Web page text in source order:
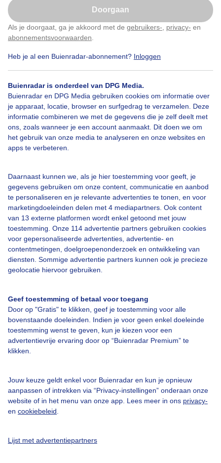
Doorgaan
Als je doorgaat, ga je akkoord met de gebruikers- privacy- en
abonnementsvoorwaarden
Heb je al een Buienradar-abonnement? Inloggen
Buienradar is onderdeel van DPG Media.
Buienradar en DPG Media gebruiken cookies om informatie over
je apparaat, locatie, browser en surfgedrag te verzamelen. Deze
informatie combineren we met de gegevens die je zelf deelt met
ons, zoals wanneer je een account aanmaakt. Dit doen we om
het gebruik van onze media te analyseren en onze websites en
apps te verbeteren.
Daarnaast kunnen we, als je hier toestemming voor geeft, je
gegevens gebruiken om onze content, communicatie en aanbod
te personaliseren en je relevante advertenties te tonen, en voor
marketingdoeleinden delen met 4 mediapartners. Ook content
van 13 externe platformen wordt enkel getoond met jouw
toestemming. Onze 114 advertentie partners gebruiken cookies
voor gepersonaliseerde advertenties, advertentie- en
contentmetingen, doelgroepenonderzoek en ontwikkeling van
diensten. Sommige advertentie partners kunnen ook je precieze
geolocatie hiervoor gebruiken.
Geef toestemming of betaal voor toegang
Door op "Gratis" te klikken, geef je toestemming voor alle
bovenstaande doeleinden. Indien je voor geen enkel doeleinde
toestemming wenst te geven, kun je kiezen voor een
advertentievrije ervaring door op “Buienradar Premium” te
klikken.
Jouw keuze geldt enkel voor Buienradar en kun je opnieuw
aanpassen of intrekken via “Privacy-instellingen” onderaan onze
website of in het menu van onze app. Lees meer in ons privacy-
en cookiebeleid
Lijst met advertentiepartners
Zon en wind
Door: Anne-Marie van Iersel Gemaakt: 15-05-2026, 133x bekeken
Zon Wolken Wind
Bekijk slideshow
Over Buienradar
Bedrijfsgegevens
Veelgestelde vragen
Contact
Toegankelijkheid
Adverteren
Buienradar Team
Privacy beleid
Klik hierom dit aan te passen